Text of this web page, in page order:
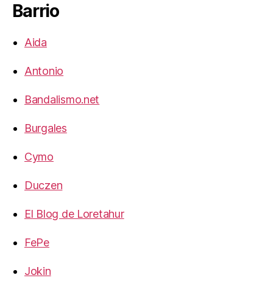
Barrio
Aida
Antonio
Bandalismo.net
Burgales
Cymo
Duczen
El Blog de Loretahur
FePe
Jokin